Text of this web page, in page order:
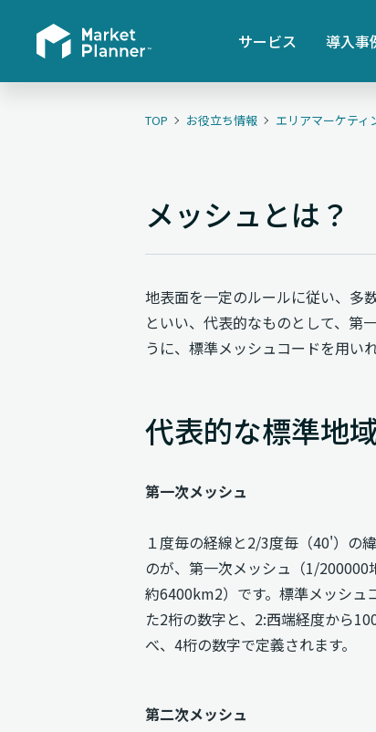
サービス 導入事
TOP お役立ち情報 エリアマーケティ
メッシュとは？
地表面を一定のルールに従い、多
といい、代表的なものとして、第
うに、標準メッシュコードを用い
代表的な標準地
第一次メッシュ
１度毎の経線と2/3度毎（40'）の
のが、第一次メッシュ（1/200000
約6400km2）です。標準メッシュ
た2桁の数字と、2:西端経度から
べ、4桁の数字で定義されます。
第二次メッシュ